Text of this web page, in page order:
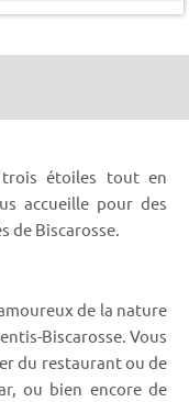
étoiles tout en
accueille pour des
de Biscarosse.
de la nature
Biscarosse. Vous
du restaurant ou de
ou bien encore de